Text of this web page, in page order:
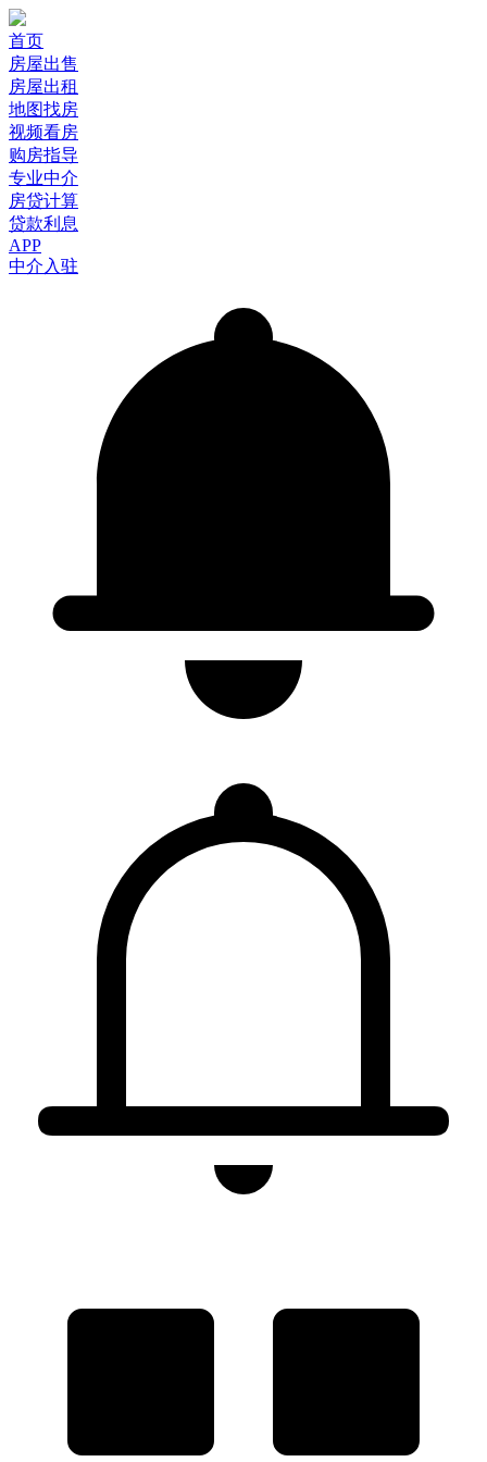
首页
房屋出售
房屋出租
地图找房
视频看房
购房指导
专业中介
房贷计算
贷款利息
APP
中介入驻